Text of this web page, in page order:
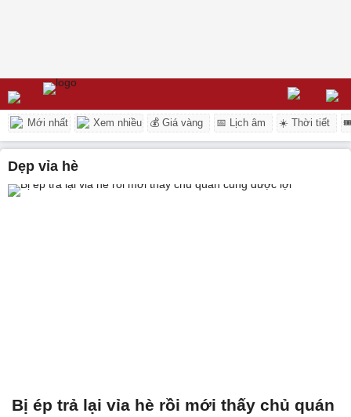
Mới nhất Xem nhiều 💰 Giá vàng 📅 Lịch âm ☀️ Thời tiết
Dẹp vỉa hè
Bị ép trả lại vỉa hè rồi mới thấy chủ quán